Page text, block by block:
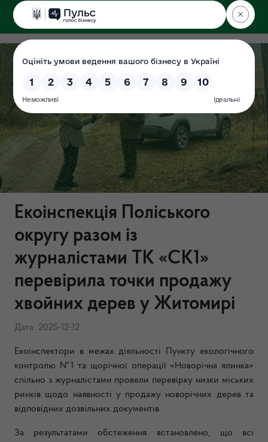
ДЕРЖЕКОІНСПЕКЦІЯ
Поліського округу
Екоінспекція Поліського
округу разом із
журналістами ТК «СК1»
перевірила точки продажу
хвойних дерев у Житомирі
Дата: 2025-12-12
Екоінспектори в межах діяльності Пункту екологічного
контролю №1 та щорічної операції «Новорічна ялинка»
спільно з журналістами провели перевірку низки міських
ринків щодо наявності у продажу новорічних дерев та
відповідних дозвільних документів.
За результатами обстеження встановлено, що всі